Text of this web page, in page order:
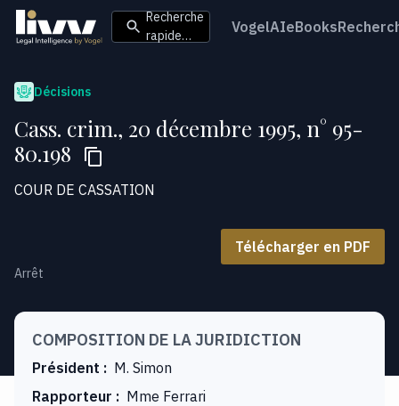
Recherche
rapide…
VogelAIeBooks
Décisions
Cass. crim., 20 décembre 1995, n° 95-
80.198
COUR DE CASSATION
Télécharger en PDF
Arrêt
COMPOSITION DE LA JURIDICTION
Président : M. Simon
Rapporteur : Mme Ferrari